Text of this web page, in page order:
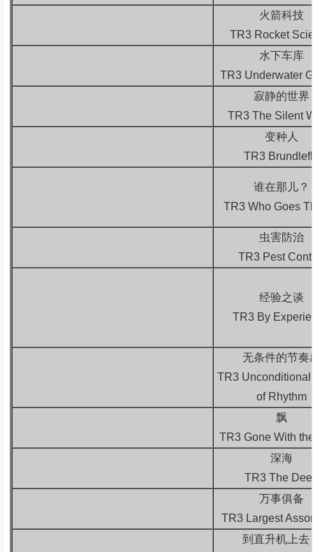
火箭科技
TR3 Rocket
水下车库
TR3 Underwater
寂静的世界
TR3 The Silent
变种人
TR3
谁在那儿？
TR3 Who Goes
虫害防治
TR3 Pest
经验之谈
TR3 By
无条件的节奏
TR3 Unconditional
of Rhythm
飘
TR3 Gone With
深海
TR3 The
万事俱备
TR3 Largest
到直升机上去